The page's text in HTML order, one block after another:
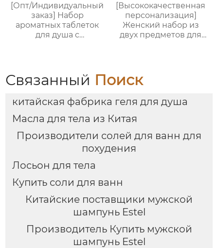
[Опт/Индивидуальный
заказ] Набор
ароматных таблеток
для душа с
Разные цвета
(лаванда/роза/кокос-
Подарочные наборы
[Высококачественная
персонализация]
Женский набор из
двух предметов для
подносом, три
упаковки,
подарок, доступен для
оптовой продажи
Связанный Поиск
китайская фабрика геля для душа
Масла для тела из Китая
Производители солей для ванн для
похудения
Лосьон для тела
Купить соли для ванн
Китайские поставщики мужской
шампунь Estel
Производитель Купить мужской
шампунь Estel